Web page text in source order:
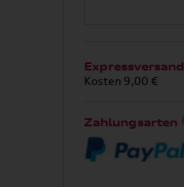
Expressversand
Kosten 9,00 €
Zahlungsarten